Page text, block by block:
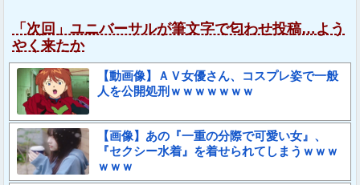
「次回」ユニバーサルが筆文字で匂わせ投稿…よう
やく来たか
【動画像】ＡＶ女優さん、コスプレ姿で一般
人を公開処刑ｗｗｗｗｗｗｗ
【画像】あの『一重の分際で可愛い女』、
『セクシー水着』を着せられてしまうｗｗｗ
ｗｗｗ